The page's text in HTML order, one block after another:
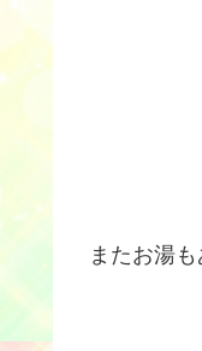
またお湯